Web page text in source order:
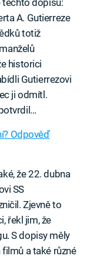
těchto dopisů:
A. Gutierreze
totiž
historici
Gutierrezovi
ji odmítl.
Odpověď
že 22. dubna
SS
Zjevně to
řekl jim, že
S dopisy měly
a také různé